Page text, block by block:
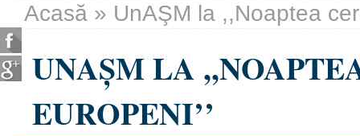
Eşti aici
Acasă » UnAŞM la ,,Noaptea
UNAŞM LA
EUROPENI’’